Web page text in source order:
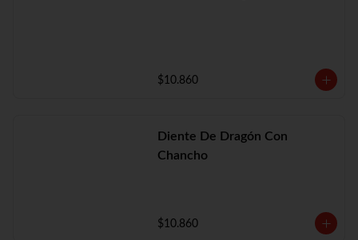
$10.860
Diente De Dragón Con
Chancho
$10.860